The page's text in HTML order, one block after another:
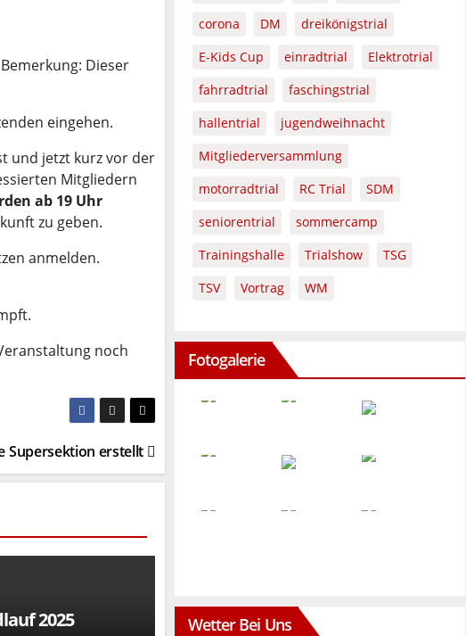
Dieser
eingehen.
und jetzt kurz vor der
Mitgliedern
ab 19 Uhr
zu geben.
anmelden.
noch
Supersektion erstellt
2025
corona
DM
dreikönigstrial
E-Kids Cup
einradtrial
Elektrotrial
fahrradtrial
faschingstrial
hallentrial
jugendweihnacht
Mitgliederversammlung
motorradtrial
RC Trial
SDM
seniorentrial
sommercamp
Trainingshalle
Trialshow
TSG
TSV
Vortrag WM
Fotogalerie
Wetter Bei Uns